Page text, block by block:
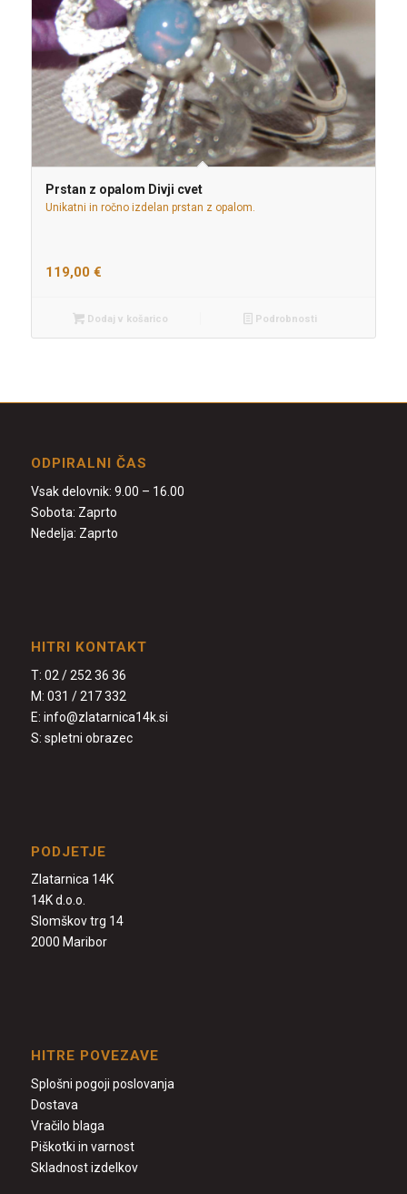
Prstan z opalom Divji cvet
Unikatni in ročno izdelan prstan z opalom.
119,00 €
Dodaj v košarico Podrobnosti
ODPIRALNI ČAS
Vsak delovnik: 9.00 – 16.00
Sobota: Zaprto
Nedelja: Zaprto
HITRI KONTAKT
T: 02 / 252 36 36
M: 031 / 217 332
E: info@zlatarnica14k.si
S: spletni obrazec
PODJETJE
Zlatarnica 14K
14K d.o.o.
Slomškov trg 14
2000 Maribor
HITRE POVEZAVE
Splošni pogoji poslovanja
Dostava
Vračilo blaga
Piškotki in varnost
Skladnost izdelkov